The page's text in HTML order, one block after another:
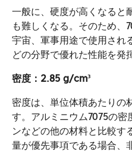
一般に、硬度が高くなると
も難しくなる。そのため、
宇宙、軍事用途で使用され
どの分野で優れた性能を発
密度：2.85 g/cm³
密度は、単位体積あたりの
す。アルミニウム7075の
ンなどの他の材料と比較す
量が優先事項である場合、